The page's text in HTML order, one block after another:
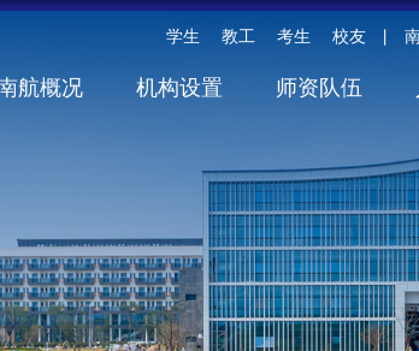
学生 教工 考生 校友
航概况 机构设置 师资队伍